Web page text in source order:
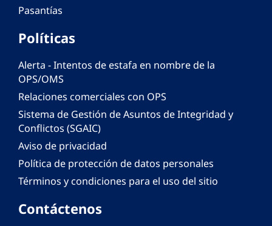
Pasantías
Políticas
Alerta - Intentos de estafa en nombre de la
OPS/OMS
Relaciones comerciales con OPS
Sistema de Gestión de Asuntos de Integridad y
Conflictos (SGAIC)
Aviso de privacidad
Política de protección de datos personales
Términos y condiciones para el uso del sitio
Contáctenos